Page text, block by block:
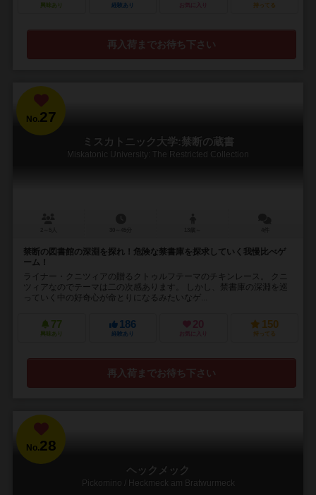
興味あり 経験あり お気に入り 持ってる
再入荷までお待ち下さい
No.27
ミスカトニック大学:禁断の蔵書
Miskatonic University: The Restricted Collection
禁断の図書館の深淵を探れ！危険な禁書庫を探求していく我慢比べゲ
ーム！
ライナー・クニツィアの贈るクトゥルフテーマのチキンレース。 クニ
ツィアなのでテーマは二の次感あります。 しかし、禁書庫の深淵を巡
っていく中の好奇心が命とりになるみたいなゲ...
77
興味あり
186
経験あり
20
お気に入り
150
持ってる
再入荷までお待ち下さい
No.28
ヘックメック
Pickomino / Heckmeck am Bratwurmeck